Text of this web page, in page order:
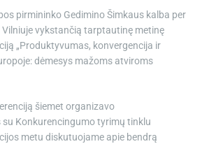
pirmininko Gedimino Šimkaus kalba per
vykstančią tarptautinę metinę
„Produktyvumas, konvergencija ir
dėmesys mažoms atviroms
šiemet organizavo
Konkurencingumo tyrimų tinklu
metu diskutuojame apie bendrą